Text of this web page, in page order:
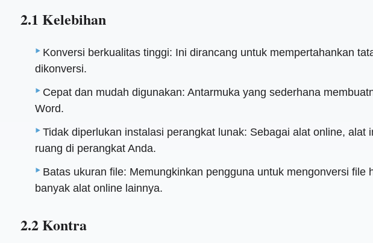
2.1 Kelebihan
Konversi berkualitas tinggi: Ini dirancang untuk mempertahankan
dikonversi.
Cepat dan mudah digunakan: Antarmuka yang sederhana
Word.
Tidak diperlukan instalasi perangkat lunak: Sebagai alat online,
ruang di perangkat Anda.
Batas ukuran file: Memungkinkan pengguna untuk mengonversi
banyak alat online lainnya.
2.2 Kontra